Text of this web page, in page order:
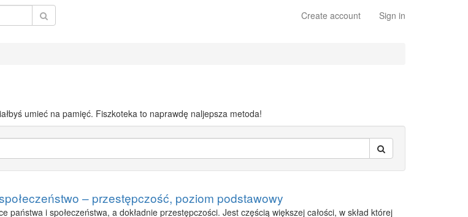
Create account Sign in
umieć na pamięć. Fiszkoteka to naprawdę naljepsza metoda!
– przestępczość, poziom podstawowy
i społeczeństwa, a dokładnie przestępczości. Jest częścią większej całości, w skład której